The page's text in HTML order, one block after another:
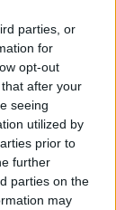
parties, or
for
opt-out
after your
seeing
utilized by
prior to
further
parties on the
may
1
stratégiai
a fronton,